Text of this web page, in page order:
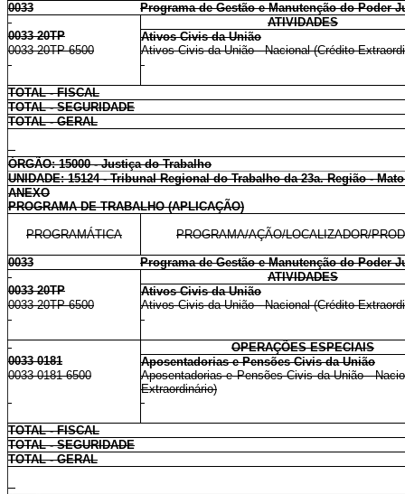
0033
Programa de Gestão e Manutenção do Poder
ATIVIDADES
0033 20TP
Ativos Civis da União
0033 20TP 6500
Ativos Civis da União - Nacional (Crédito
TOTAL - FISCAL
TOTAL - SEGURIDADE
TOTAL - GERAL
ÓRGÃO: 15000 - Justiça do Trabalho
UNIDADE: 15124 - Tribunal Regional do Trabalho da 23a. Região -
ANEXO
PROGRAMA DE TRABALHO (APLICAÇÃO)
PROGRAMÁTICA PROGRAMA/AÇÃO/LOCALIZADOR/
0033
Programa de Gestão e Manutenção do Poder
ATIVIDADES
0033 20TP
Ativos Civis da União
0033 20TP 6500
Ativos Civis da União - Nacional (Crédito
OPERAÇÕES ESPECIAIS
0033 0181
Aposentadorias e Pensões Civis da União
0033 0181 6500
Aposentadorias e Pensões Civis da União -
Extraordinário)
TOTAL - FISCAL
TOTAL - SEGURIDADE
TOTAL - GERAL